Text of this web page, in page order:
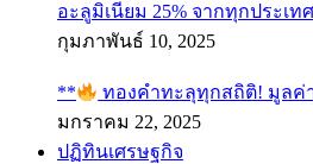
อะลูมิเนียม 25% จากทุกประเท
กุมภาพันธ์ 10, 2025
** ทองคำทะลุทุกสถิติ! มูลค่
มกราคม 22, 2025
ปฏิทินเศรษฐกิจ